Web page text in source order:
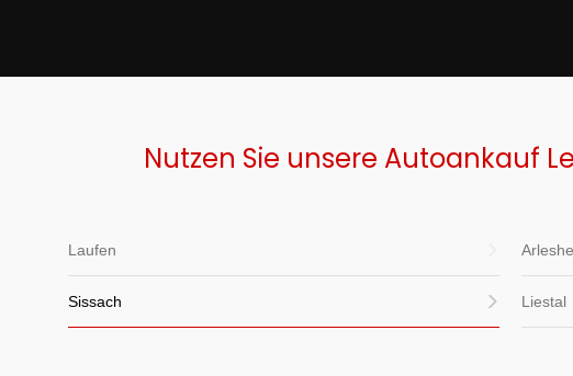
Nutzen Sie unsere Autoankauf
Laufen
Sissach Liestal